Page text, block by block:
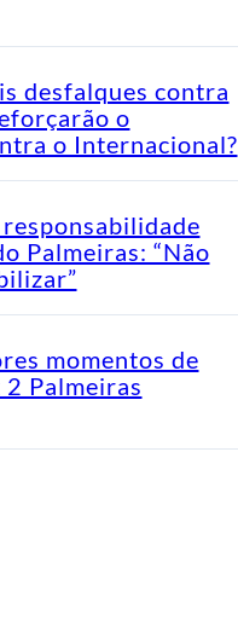
desfalques contra
o
o Internacional?
Palmeiras: “Não
momentos de
Palmeiras